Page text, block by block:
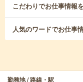
こだわりでお仕事情報
人気のワードでお仕事
勤務地 / 路線・駅